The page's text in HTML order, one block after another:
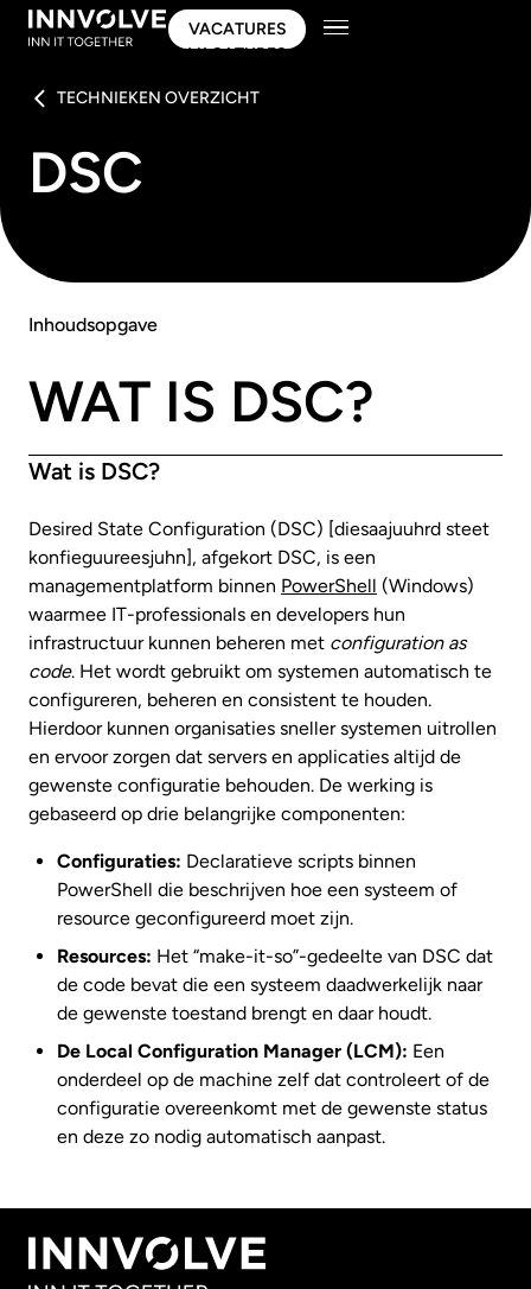
VACATURES
VACATURES
TECHNIEKEN OVERZICHT
DSC
Inhoudsopgave
WAT IS DSC?
Wat is DSC?
Desired State Configuration (DSC) [diesaajuuhrd steet
konfieguureesjuhn], afgekort DSC, is een
managementplatform binnen PowerShell (Windows)
waarmee IT-professionals en developers hun
infrastructuur kunnen beheren met configuration as
code. Het wordt gebruikt om systemen automatisch te
configureren, beheren en consistent te houden.
Hierdoor kunnen organisaties sneller systemen uitrollen
en ervoor zorgen dat servers en applicaties altijd de
gewenste configuratie behouden. De werking is
gebaseerd op drie belangrijke componenten:
Configuraties: Declaratieve scripts binnen
PowerShell die beschrijven hoe een systeem of
resource geconfigureerd moet zijn.
Resources: Het “make-it-so”-gedeelte van DSC dat
de code bevat die een systeem daadwerkelijk naar
de gewenste toestand brengt en daar houdt.
De Local Configuration Manager (LCM): Een
onderdeel op de machine zelf dat controleert of de
configuratie overeenkomt met de gewenste status
en deze zo nodig automatisch aanpast.